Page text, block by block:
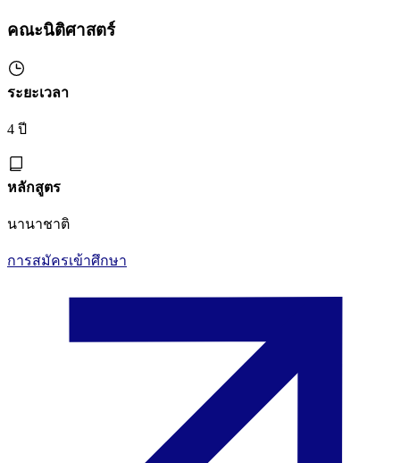
คณะนิติศาสตร์
ระยะเวลา
4 ปี
หลักสูตร
นานาชาติ
การสมัครเข้าศึกษา